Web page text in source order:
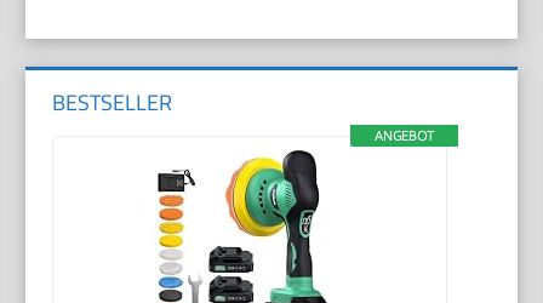
BESTSELLER
ANGEBOT